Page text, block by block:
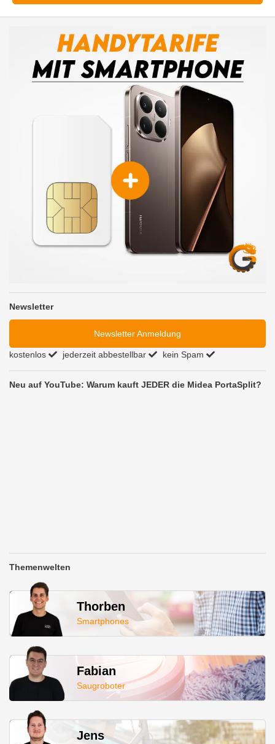
Newsletter
Newsletter Anmeldung
kostenlos jederzeit abbestellbar kein Spam
Neu auf YouTube: Warum kauft JEDER die Midea PortaSplit?
Themenwelten
Thorben
Smartphones
Fabian
Saugroboter
Jens